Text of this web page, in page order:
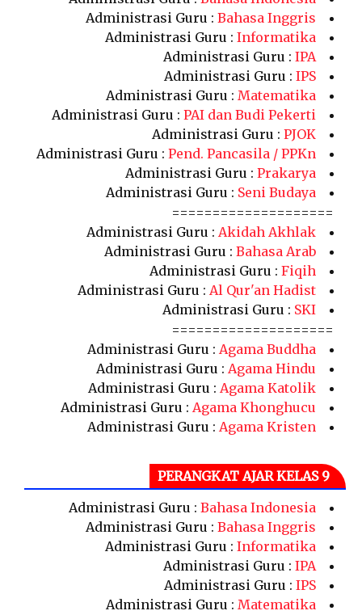
Administrasi Guru : Bahasa Inggris
Administrasi Guru : Informatika
Administrasi Guru : IPA
Administrasi Guru : IPS
Administrasi Guru : Matematika
Administrasi Guru : PAI dan Budi Pekerti
Administrasi Guru : PJOK
Administrasi Guru : Pend. Pancasila / PPKn
Administrasi Guru : Prakarya
Administrasi Guru : Seni Budaya
====================
Administrasi Guru : Akidah Akhlak
Administrasi Guru : Bahasa Arab
Administrasi Guru : Fiqih
Administrasi Guru : Al Qur'an Hadist
Administrasi Guru : SKI
====================
Administrasi Guru : Agama Buddha
Administrasi Guru : Agama Hindu
Administrasi Guru : Agama Katolik
Administrasi Guru : Agama Khonghucu
Administrasi Guru : Agama Kristen
PERANGKAT AJAR KELAS 9
Administrasi Guru : Bahasa Indonesia
Administrasi Guru : Bahasa Inggris
Administrasi Guru : Informatika
Administrasi Guru : IPA
Administrasi Guru : IPS
Administrasi Guru : Matematika